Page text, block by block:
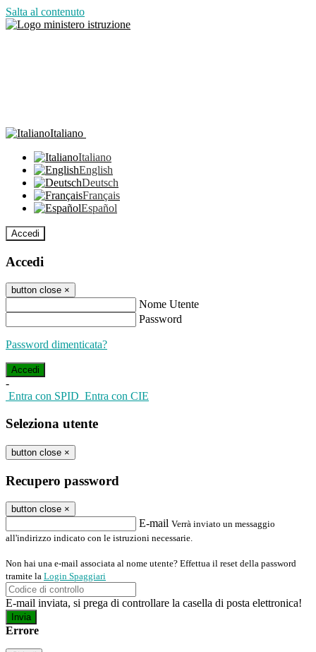
Salta al contenuto
Italiano
Italiano
English
Deutsch
Français
Español
Accedi
Accedi
button close ×
Nome Utente
Password
Password dimenticata?
-
Entra con SPID Entra con CIE
Seleziona utente
button close ×
Recupero password
button close ×
E-mail Verrà inviato un messaggio
all'indirizzo indicato con le istruzioni necessarie.
Non hai una e-mail associata al nome utente? Effettua il reset della password
tramite la Login Spaggiari
E-mail inviata, si prega di controllare la casella di posta elettronica!
Errore